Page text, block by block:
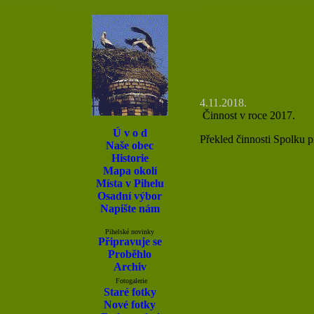
Ú v o d
Naše obec
Historie
Mapa okolí
Místa v Pihelu
Osadní výbor
Napište nám
Pihelské novinky
Připravuje se
Proběhlo
Archiv
Fotogalerie
Staré fotky
Nové fotky
4.11.2018.
Činnost v roce 2017.
Překled činnosti Spolku